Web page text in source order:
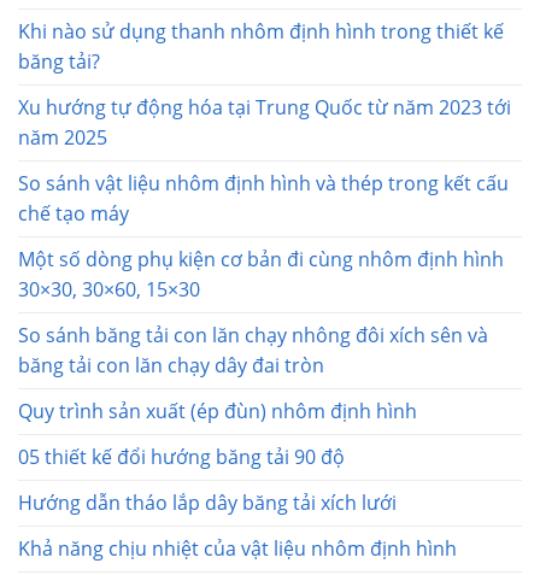
Khi nào sử dụng thanh nhôm định hình trong thiết kế
băng tải?
Xu hướng tự động hóa tại Trung Quốc từ năm 2023 tới
năm 2025
So sánh vật liệu nhôm định hình và thép trong kết cấu
chế tạo máy
Một số dòng phụ kiện cơ bản đi cùng nhôm định hình
30×30, 30×60, 15×30
So sánh băng tải con lăn chạy nhông đôi xích sên và
băng tải con lăn chạy dây đai tròn
Quy trình sản xuất (ép đùn) nhôm định hình
05 thiết kế đổi hướng băng tải 90 độ
Hướng dẫn tháo lắp dây băng tải xích lưới
Khả năng chịu nhiệt của vật liệu nhôm định hình